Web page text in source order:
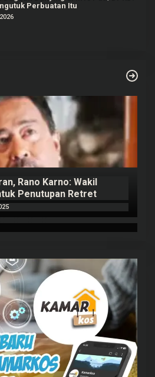
Perbuatan Itu
Rano Karno: Wakil
Penutupan Retret